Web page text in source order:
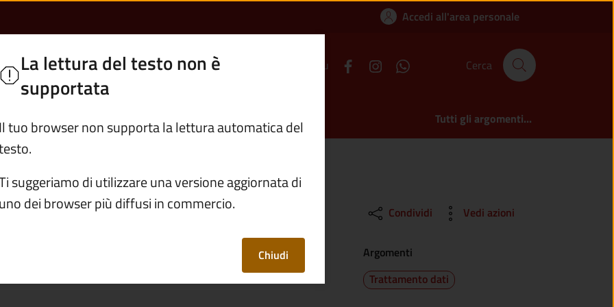
| Comune di Bienno Accedi all'area personale
Seguici su Cerca
Servizi Vivere Bienno Tutti gli argomenti...
e cookie policy
Condividi Vedi azioni
La lettura del testo non è
supportata
Il tuo browser non supporta la lettura automatica del
suggeriamo di utilizzare una versione aggiornata di
uno dei browser più diffusi in commercio.
Chiudi
Argomenti
Trattamento dati